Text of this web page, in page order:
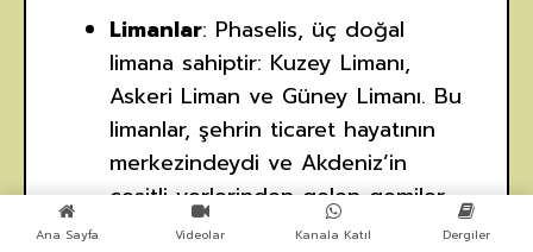
Limanlar: Phaselis, üç doğal
limana sahiptir: Kuzey Limanı,
Askeri Liman ve Güney Limanı. Bu
limanlar, şehrin ticaret hayatının
merkezindeydi ve Akdeniz’in
çeşitli yerlerinden gelen gemiler
burada demirlerdi. Günümüzde, bu
Ana Sayfa Videolar Kanala Katıl Dergiler